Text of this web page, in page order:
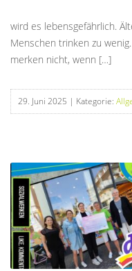
wird es lebensgefährlich.
Menschen trinken zu
merken nicht, wenn […]
29. Juni 2025 | Kategorie: